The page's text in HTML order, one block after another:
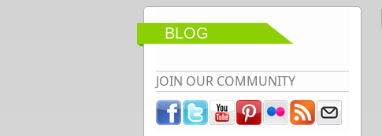
BLOG
JOIN OUR COMMUNITY